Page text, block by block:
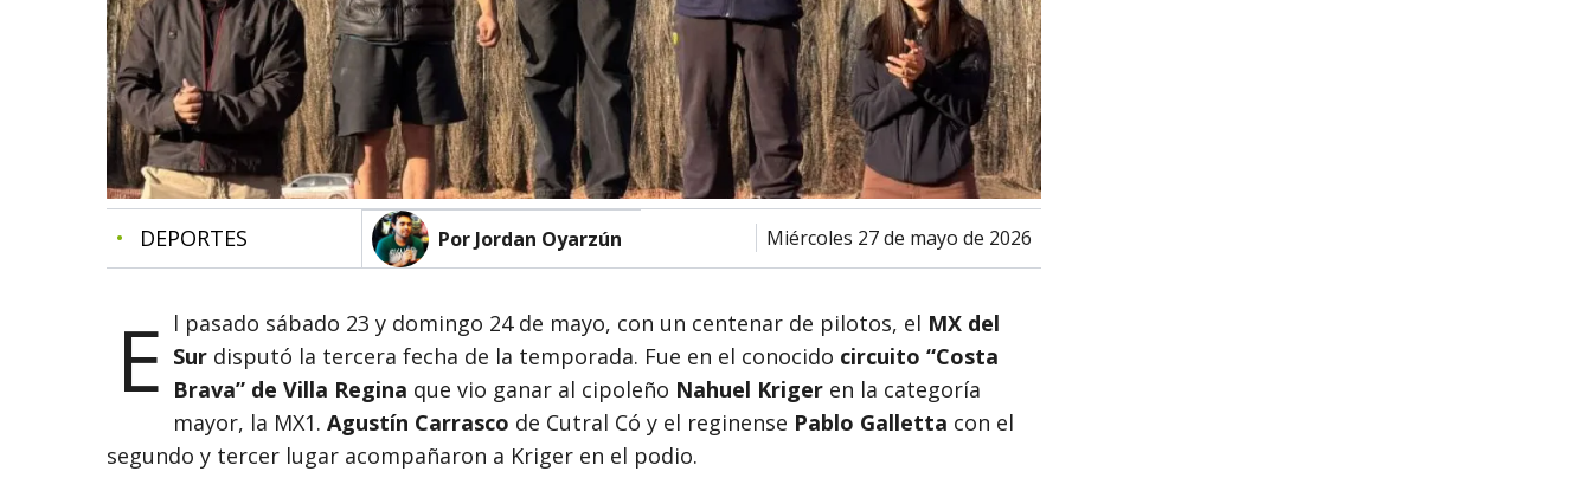
• DEPORTES Por Jordan Oyarzún miércoles 27 de mayo de 2026
E l pasado sábado 23 y domingo 24 de mayo, con un centenar de pilotos, el MX del
Surdisputó la tercera fecha de la temporada. Fue en el conocido circuito “Costa
Brava” de Villa Regina que vio ganar al cipoleño Nahuel Krigeren la categoría
mayor, la MX1. Agustín Carrasco de Cutral Có y el reginense Pablo Galletta con el
segundo y tercer lugar acompañaron a Kriger en el podio.